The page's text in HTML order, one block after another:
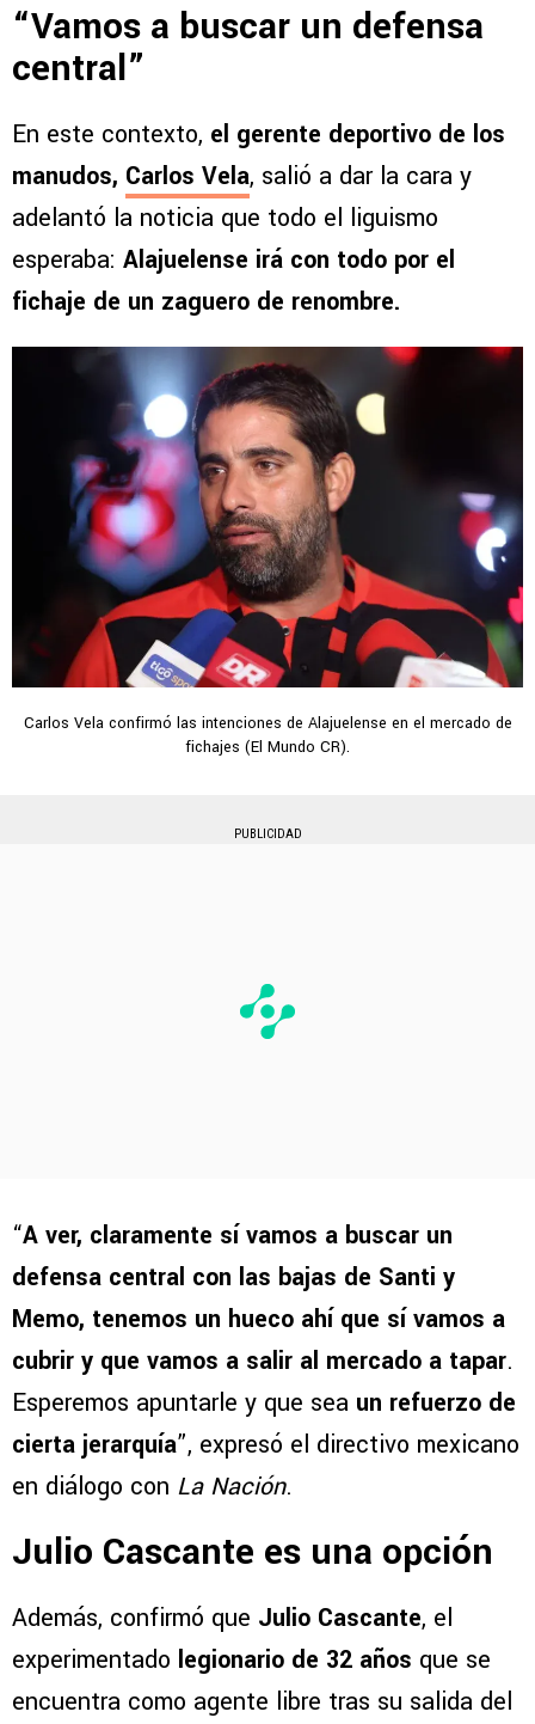
“Vamos a buscar un defensa
central”
En este contexto, el gerente deportivo de los
manudos, Carlos Vela, salió a dar la cara y
adelantó la noticia que todo el liguismo
esperaba: Alajuelense irá con todo por el
fichaje de un zaguero de renombre.
Carlos Vela confirmó las intenciones de Alajuelense en el mercado de
fichajes (El Mundo CR).
PUBLICIDAD
“A ver, claramente sí vamos a buscar un
defensa central con las bajas de Santi y
Memo, tenemos un hueco ahí que sí vamos a
cubrir y que vamos a salir al mercado a tapar.
Esperemos apuntarle y que sea un refuerzo de
cierta jerarquía”, expresó el directivo mexicano
en diálogo con La Nación.
Julio Cascante es una opción
Además, confirmó que Julio Cascante, el
experimentado legionario de 32 años que se
encuentra como agente libre tras su salida del